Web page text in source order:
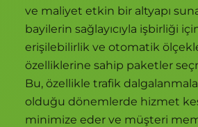
ve maliyet etkin bir altyapı
bayilerin sağlayıcıyla işbirliği
erişilebilirlik ve otomatik
özelliklerine sahip paketler
Bu, özellikle trafik
olduğu dönemlerde hizmet
minimize eder ve müşteri